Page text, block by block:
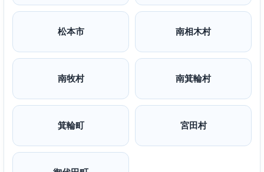
松本市 南相木村
南牧村 南箕輪村
箕輪町 宮田村